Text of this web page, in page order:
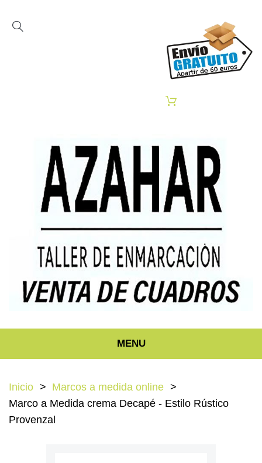
MENU
Inicio
Marcos a medida online
Marco a Medida crema Decapé - Estilo Rústico
Provenzal